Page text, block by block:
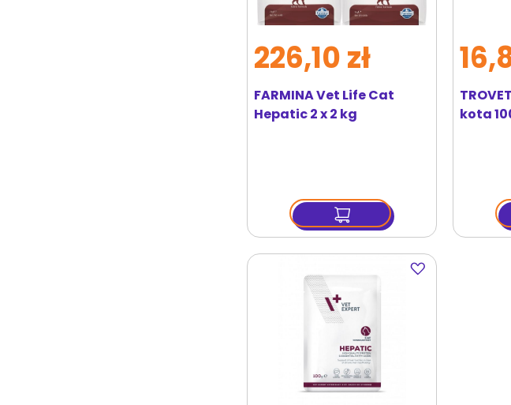
FARMINA Vet Life Cat
Hepatic 2 x 2 kg
226,10 zł
kota
Dodaj
do